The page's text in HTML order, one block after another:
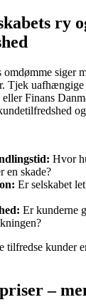
ry
siger
Tjek
Finans
Hvor
en skade?
Er selskabet
Er kunderne
tilfredse kunder
–